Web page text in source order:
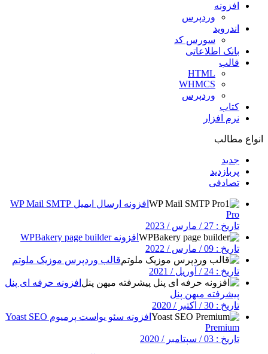
افزونه
وردپرس
اندروید
سورس کد
بانک اطلاعاتی
قالب
HTML
WHMCS
وردپرس
کتاب
نرم افزار
انواع مطالب
جدید
پربازدید
تصادفی
افزونه ارسال ایمیل WP Mail SMTP
Pro
تاریخ : 27 / مارس / 2023
افزونه WPBakery page builder
تاریخ : 09 / مارس / 2022
قالب وردپرس موزیک ملوتم
تاریخ : 24 / آوریل / 2021
افزونه حرفه ای پنل
پیشرفته میهن پنل
تاریخ : 30 / اکتبر / 2020
افزونه سئو یواست پرمیوم Yoast SEO
Premium
تاریخ : 03 / سپتامبر / 2020